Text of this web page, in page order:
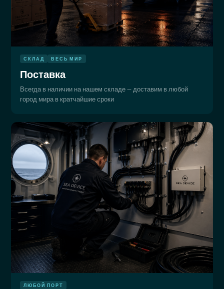
СКЛАД ВЕСЬ МИР
Поставка
Всегда в наличии на нашем складе — доставим в любой
город мира в кратчайшие сроки
ЛЮБОЙ ПОРТ